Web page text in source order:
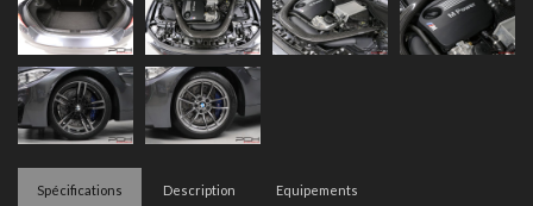
Spécifications Description Equipements